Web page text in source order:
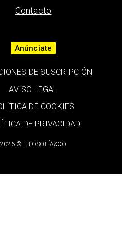
Contacto
2026 © FILOSOFÍA&CO
Anúnciate
DE SUSCRIPCIÓN
AVISO LEGAL
DE COOKIES
DE PRIVACIDAD